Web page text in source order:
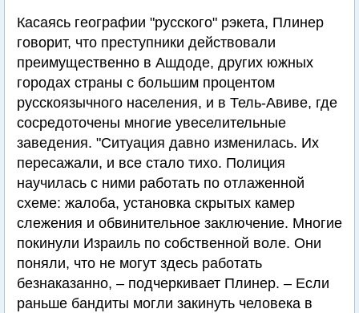
Касаясь географии "русского" рэкета, Плинер
говорит, что преступники действовали
преимущественно в Ашдоде, других южных
городах страны с большим процентом
русскоязычного населения, и в Тель-Авиве, где
сосредоточены многие увеселительные
заведения. "Ситуация давно изменилась. Их
пересажали, и все стало тихо. Полиция
научилась с ними работать по отлаженной
схеме: жалоба, установка скрытых камер
слежения и обвинительное заключение. Многие
покинули Израиль по собственной воле. Они
поняли, что не могут здесь работать
безнаказанно, – подчеркивает Плинер. – Если
раньше бандиты могли закинуть человека в